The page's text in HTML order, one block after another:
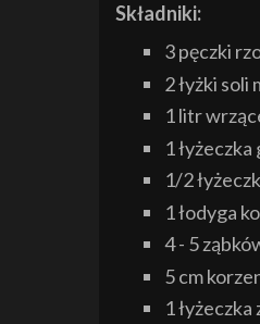
Składniki:
3 pęczki
2 łyżki soli
1 litr
1
1/2
1 łodyga
4 - 5
5 cm
1